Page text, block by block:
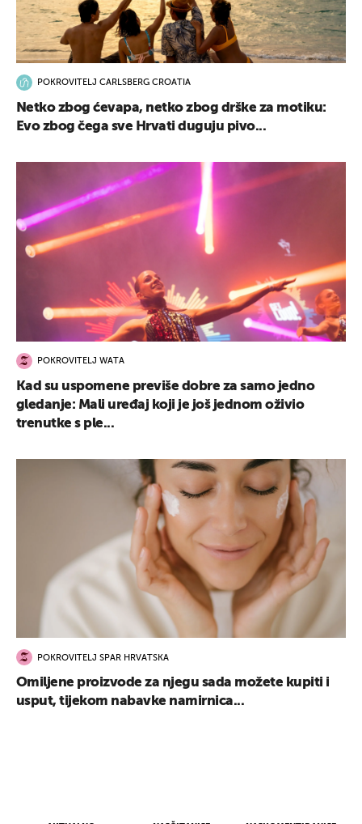
POKROVITELJ CARLSBERG CROATIA
Netko zbog ćevapa, netko zbog drške za motiku:
Evo zbog čega sve Hrvati duguju pivo...
POKROVITELJ WATA
Kad su uspomene previše dobre za samo jedno
gledanje: Mali uređaj koji je još jednom oživio
trenutke s ple...
POKROVITELJ SPAR HRVATSKA
Omiljene proizvode za njegu sada možete kupiti i
usput, tijekom nabavke namirnica...